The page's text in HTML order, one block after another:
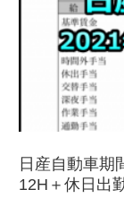
日産自動車期
12H＋休日出